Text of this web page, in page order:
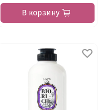
В корзину